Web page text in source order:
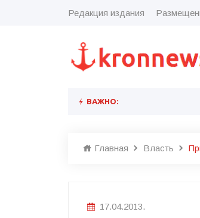
Редакция издания
ВАЖНО:
Главная Власть
17.04.2013.